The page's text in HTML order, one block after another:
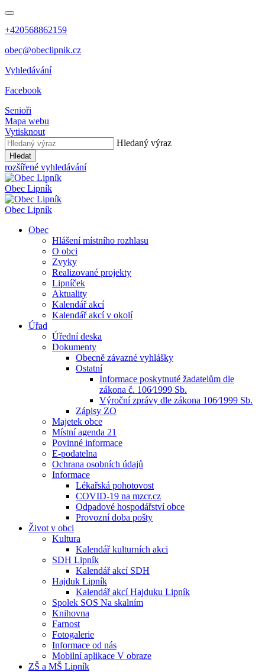
+420568862159
obec@obeclipnik.cz
Vyhledávání
Facebook
Senioři
Mapa webu
Vytisknout
Hledaný výraz
Hledat
rozšířené vyhledávání
Obec Lipník
Obec Lipník
Obec
Hlášení místního rozhlasu
O obci
Zvyky
Realizované projekty
Lipníček
Aktuality
Kalendář akcí
Kalendář akcí v okolí
Úřad
Úřední deska
Dokumenty
Obecně závazné vyhlášky
Ostatní
Informace poskytnuté žadatelům dle
zákona č. 106⁄1999 Sb.
Výroční zprávy dle zákona 106⁄1999 Sb.
Zápisy ZO
Majetek obce
Místní agenda 21
Povinné informace
E-podatelna
Ochrana osobních údajů
Informace
Lékařská pohotovost
COVID-19 na mzcr.cz
Odpadové hospodářství obce
Provozní doba pošty
Život v obci
Kultura
Kalendář kulturních akci
SDH Lipník
Kalendář akcí SDH
Hajduk Lipník
Kalendář akcí Hajduku Lipník
Spolek SOS Na skalním
Knihovna
Farnost
Fotogalerie
Informace od nás
Mobilní aplikace V obraze
ZŠ a MŠ Lipník